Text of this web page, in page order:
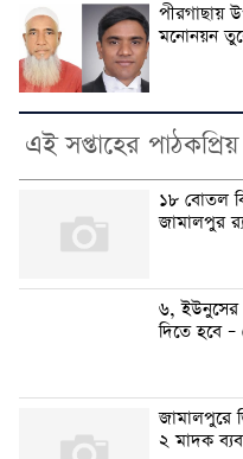
পীরগাছায়
মনোনয়ন
এই সপ্তাহের পাঠকপ্রিয়
১৮ বোতল
জামালপুর
৬, ইউনুসের
দিতে হবে
জামালপুরে
২ মাদক